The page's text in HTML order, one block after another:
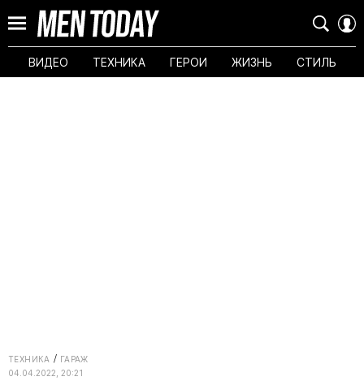
ВИДЕО ТЕХНИКА ГЕРОИ ЖИЗНЬ СТИЛЬ
ТЕХНИКА
ГАРАЖ
04.04.2022, 20:21